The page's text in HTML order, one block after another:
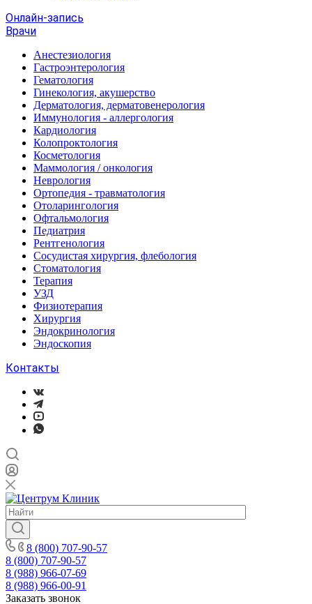
Онлайн-запись
Врачи
Анестезиология
Гастроэнтерология
Гематология
Гинекология, акушерство
Дерматология, дерматовенерология
Иммунология - аллергология
Кардиология
Колопроктология
Косметология
Маммология / онкология
Неврология
Ортопедия - травматология
Отоларингология
Офтальмология
Педиатрия
Рентгенология
Сосудистая хирургия, флебология
Стоматология
Терапия
УЗД
Физиотерапия
Хирургия
Эндокринология
Эндоскопия
Контакты
8 (800) 707-90-57
8 (800) 707-90-57
8 (988) 966-07-69
8 (988) 966-00-91
Заказать звонок